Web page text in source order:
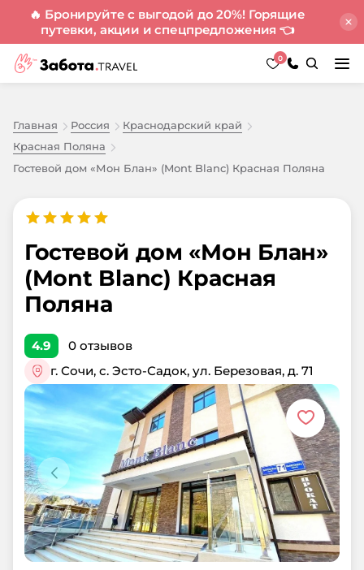
🔥 Бронируйте с выгодой до 20%! Горящие
путевки, акции и спецпредложения 👈
0
Главная Россия
Краснодарский край
Красная Поляна
Гостевой дом «Мон Блан» (Mont Blanc) Красная Поляна
Гостевой дом «Мон Блан»
(Mont Blanc) Красная
Поляна
4.9 0 отзывов
г. Сочи, с. Эсто-Садок, ул. Березовая, д. 71